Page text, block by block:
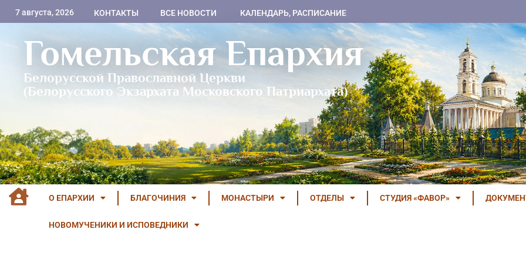
7 августа, 2026 КОНТАКТЫ ВСЕ НОВОСТИ КАЛЕНДАРЬ, РАСПИСАНИЕ
Гомельская Епархия
Белорусской Православной Церкви
(Белорусского Экзархата Московского Патриархата)
О ЕПАРХИИ БЛАГОЧИНИЯ МОНАСТЫРИ ОТДЕЛЫ СТУДИЯ «ФАВОР»
НОВОМУЧЕНИКИ И ИСПОВЕДНИКИ